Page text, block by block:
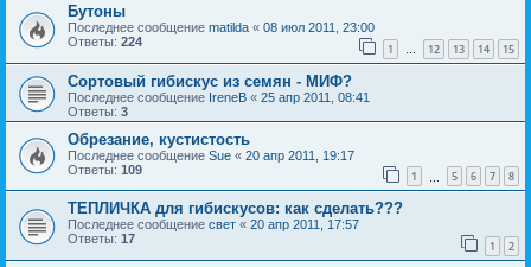
Бутоны
Последнее сообщение matilda « 08 июл 2011, 23:00
Ответы: 224 1 … 12 13 14 15
Сортовый гибискус из семян - МИФ?
Последнее сообщение IreneB « 25 апр 2011, 08:41
Ответы: 3
Обрезание, кустистость
Последнее сообщение Sue « 20 апр 2011, 19:17
Ответы: 109 1 5 6 7 8
ТЕПЛИЧКА для гибискусов: как сделать???
Последнее сообщение свет « 20 апр 2011, 17:57
Ответы: 17 1 2